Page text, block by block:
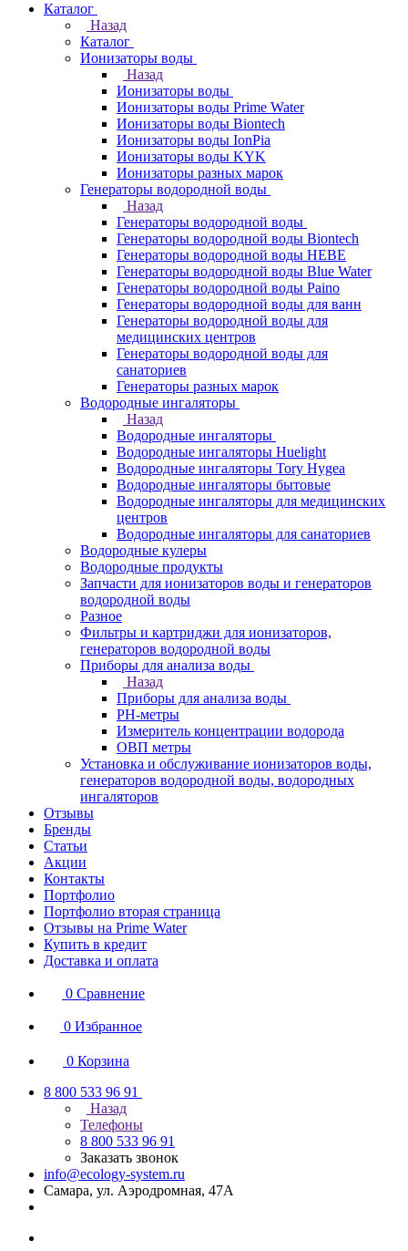
Каталог
Назад
Каталог
Ионизаторы воды
Назад
Ионизаторы воды
Ионизаторы воды Prime Water
Ионизаторы воды Biontech
Ионизаторы воды IonPia
Ионизаторы воды KYK
Ионизаторы разных марок
Генераторы водородной воды
Назад
Генераторы водородной воды
Генераторы водородной воды Biontech
Генераторы водородной воды HEBE
Генераторы водородной воды Blue Water
Генераторы водородной воды Paino
Генераторы водородной воды для ванн
Генераторы водородной воды для
медицинских центров
Генераторы водородной воды для
санаториев
Генераторы разных марок
Водородные ингаляторы
Назад
Водородные ингаляторы
Водородные ингаляторы Huelight
Водородные ингаляторы Tory Hygea
Водородные ингаляторы бытовые
Водородные ингаляторы для медицинских
центров
Водородные ингаляторы для санаториев
Водородные кулеры
Водородные продукты
Запчасти для ионизаторов воды и генераторов
водородной воды
Разное
Фильтры и картриджи для ионизаторов,
генераторов водородной воды
Приборы для анализа воды
Назад
Приборы для анализа воды
PH-метры
Измеритель концентрации водорода
ОВП метры
Установка и обслуживание ионизаторов воды,
генераторов водородной воды, водородных
ингаляторов
Отзывы
Бренды
Статьи
Акции
Контакты
Портфолио
Портфолио вторая страница
Отзывы на Prime Water
Купить в кредит
Доставка и оплата
0 Сравнение
0 Избранное
0 Корзина
8 800 533 96 91
Назад
Телефоны
8 800 533 96 91
Заказать звонок
info@ecology-system.ru
Самара, ул. Аэродромная, 47А